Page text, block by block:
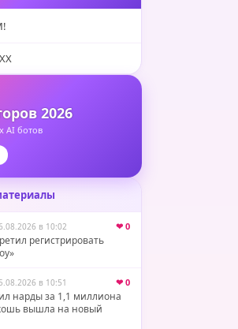
2026
AI ботов
в 10:02 ❤ 0
регистрировать
в 10:51 ❤ 0
нарды за 1,1 миллиона
вышла на новый